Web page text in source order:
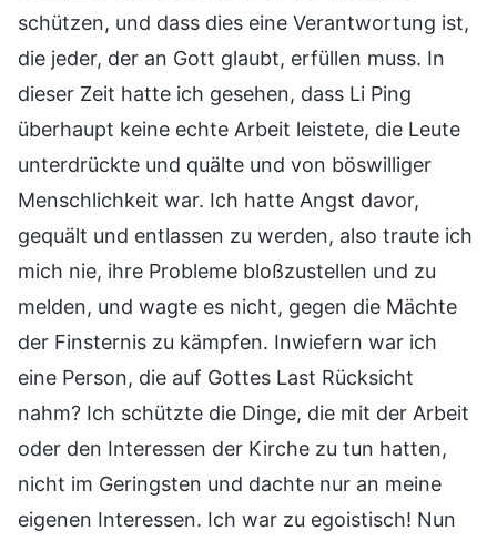
schützen, und dass dies eine Verantwortung ist,
die jeder, der an Gott glaubt, erfüllen muss. In
dieser Zeit hatte ich gesehen, dass Li Ping
überhaupt keine echte Arbeit leistete, die Leute
unterdrückte und quälte und von böswilliger
Menschlichkeit war. Ich hatte Angst davor,
gequält und entlassen zu werden, also traute ich
mich nie, ihre Probleme bloßzustellen und zu
melden, und wagte es nicht, gegen die Mächte
der Finsternis zu kämpfen. Inwiefern war ich
eine Person, die auf Gottes Last Rücksicht
nahm? Ich schützte die Dinge, die mit der Arbeit
oder den Interessen der Kirche zu tun hatten,
nicht im Geringsten und dachte nur an meine
eigenen Interessen. Ich war zu egoistisch! Nun